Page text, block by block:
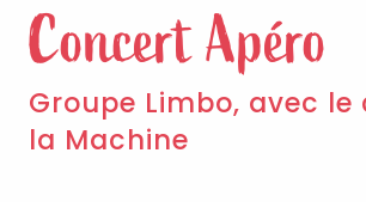
Concert Apéro
Groupe Limbo, avec
la Machine